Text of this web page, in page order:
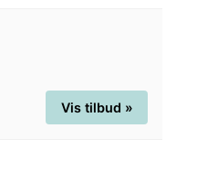
Vis tilbud »